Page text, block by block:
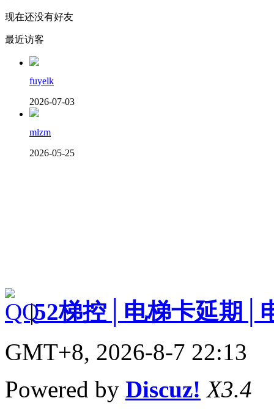
现在还没有好友
最近访客
fuyelk
2026-07-03
mlzm
2026-05-25
|52梯控│电梯卡延期│
GMT+8, 2026-8-7 22:13
Powered by Discuz! X3.4